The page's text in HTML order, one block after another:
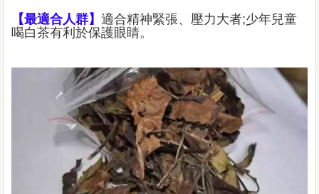
【最適合人群】 適合精神緊張、壓力大者;少年兒童
喝白茶有利於保護眼睛。